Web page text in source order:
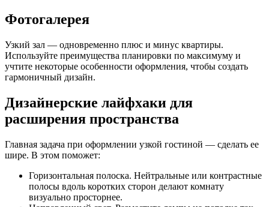
Фотогалерея
Узкий зал — одновременно плюс и минус квартиры.
Используйте преимущества планировки по максимуму и
учтите некоторые особенности оформления, чтобы создать
гармоничный дизайн.
Дизайнерские лайфхаки для
расширения пространства
Главная задача при оформлении узкой гостиной — сделать ее
шире. В этом поможет:
Горизонтальная полоска. Нейтральные или контрастные
полосы вдоль коротких сторон делают комнату
визуально просторнее.